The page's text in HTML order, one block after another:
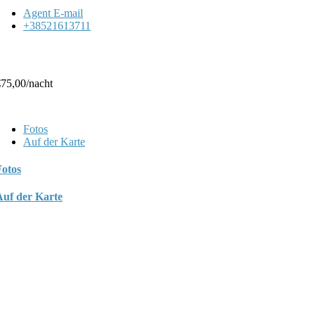
Agent E-mail
+38521613711
/nacht
Fotos
Auf der Karte
der Karte